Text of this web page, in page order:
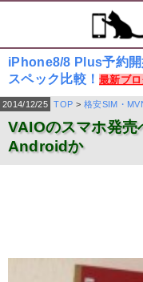
iPhone8/8 Plus予約
スペック比較！最新ブ
2014/12/25 TOP > 格安SIM・
VAIOのスマホ発売
Androidか